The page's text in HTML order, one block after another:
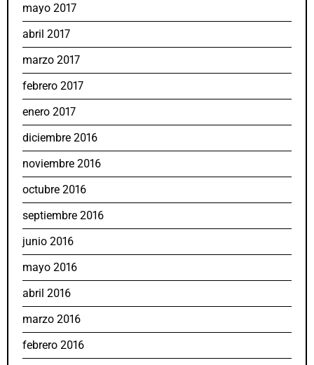
mayo 2017
abril 2017
marzo 2017
febrero 2017
enero 2017
diciembre 2016
noviembre 2016
octubre 2016
septiembre 2016
junio 2016
mayo 2016
abril 2016
marzo 2016
febrero 2016